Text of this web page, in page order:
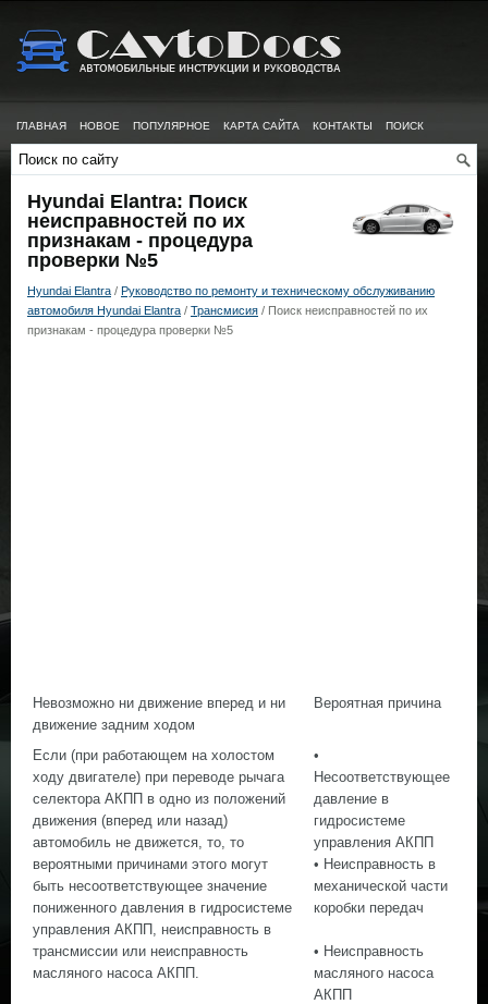
ГЛАВНАЯ НОВОЕ ПОПУЛЯРНОЕ КАРТА САЙТА КОНТАКТЫ ПОИСК
Hyundai Elantra: Поиск
неисправностей по их
признакам - процедура
проверки №5
Hyundai Elantra / Руководство по ремонту и техническому обслуживанию
автомобиля Hyundai Elantra / Трансмисия / Поиск неисправностей по их
признакам - процедура проверки №5
Невозможно ни движение вперед и ни
движение задним ходом
Вероятная причина
Если (при работающем на холостом
ходу двигателе) при переводе рычага
селектора АКПП в одно из положений
движения (вперед или назад)
автомобиль не движется, то, то
вероятными причинами этого могут
быть несоответствующее значение
пониженного давления в гидросистеме
управления АКПП, неисправность в
трансмиссии или неисправность
масляного насоса АКПП.
•
Несоответствующее
давление в
гидросистеме
управления АКПП
• Неисправность в
механической части
коробки передач
• Неисправность
масляного насоса
АКПП